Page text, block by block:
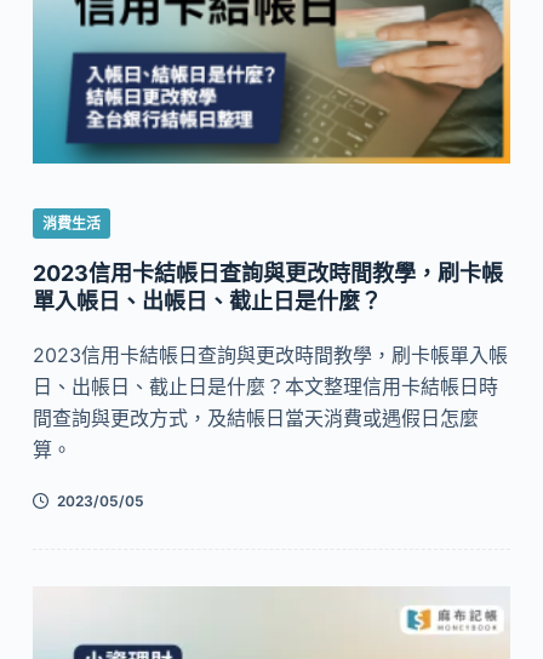
消費生活
2023信用卡結帳日查詢與更改時間教學，刷卡帳
單入帳日、出帳日、截止日是什麼？
2023信用卡結帳日查詢與更改時間教學，刷卡帳單入帳
日、出帳日、截止日是什麼？本文整理信用卡結帳日時
間查詢與更改方式，及結帳日當天消費或遇假日怎麼
算。
2023/05/05